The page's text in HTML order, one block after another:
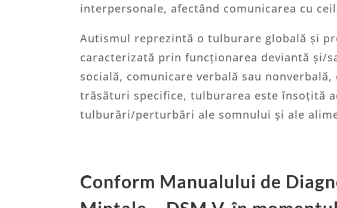
interpersonale, afectând comunicarea cu
Autismul reprezintă o tulburare globală și
caracterizată prin funcționarea deviantă
socială, comunicare verbală sau
trăsături specifice, tulburarea este însoțită
tulburări/perturbări ale somnului și ale
Conform Manualului de